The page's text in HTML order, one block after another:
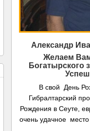
Александр
Желаем
Богатырского
В свой День
Гибралтарский
Рождения в Сеуте,
очень удачное